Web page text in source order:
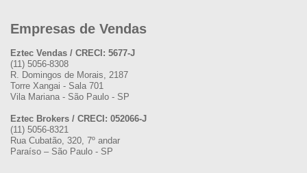
Empresas de Vendas
Eztec Vendas / CRECI: 5677-J
(11) 5056-8308
R. Domingos de Morais, 2187
Torre Xangai - Sala 701
Vila Mariana - São Paulo - SP
Eztec Brokers / CRECI: 052066-J
(11) 5056-8321
Rua Cubatão, 320, 7º andar
Paraíso – São Paulo - SP